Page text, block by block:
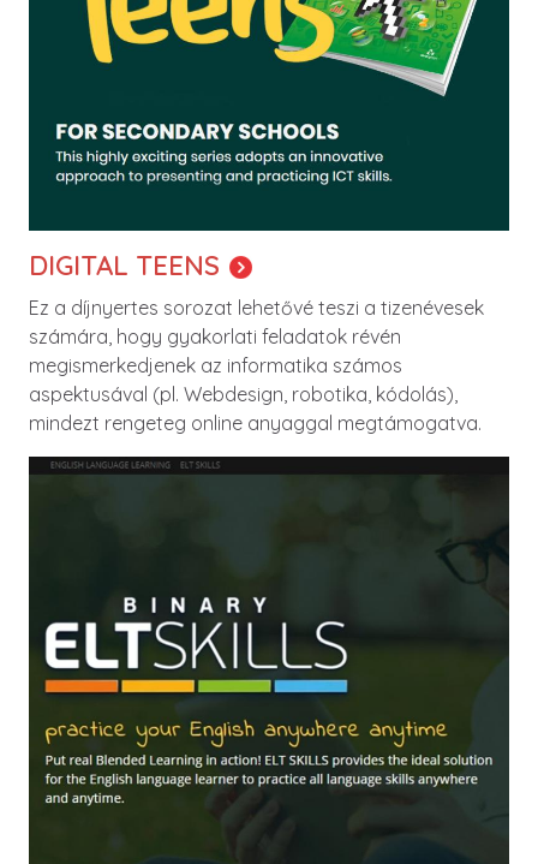
DIGITAL TEENS
Ez a díjnyertes sorozat lehetővé teszi a tizenévesek
számára, hogy gyakorlati feladatok révén
megismerkedjenek az informatika számos
aspektusával (pl. Webdesign, robotika, kódolás),
mindezt rengeteg online anyaggal megtámogatva.
Image